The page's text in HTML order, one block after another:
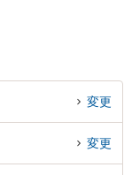
変更
変更